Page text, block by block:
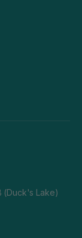
(Duck's Lake)